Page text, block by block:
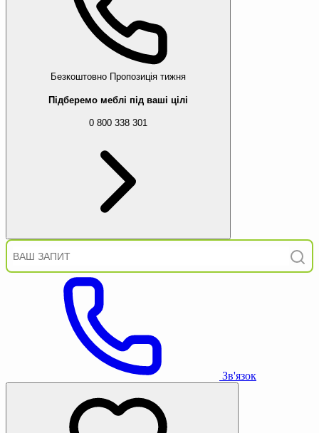
Безкоштовно Пропозиція тижня
Підберемо меблі під ваші цілі
0 800 338 301
Зв'язок